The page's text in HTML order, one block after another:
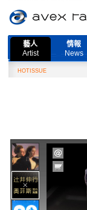
藝人
Artist
情報
News
HOTISSUE